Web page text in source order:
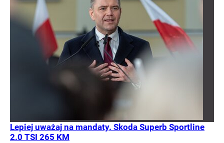
Lepiej uważaj na mandaty. Skoda Superb Sportline
2.0 TSI 265 KM